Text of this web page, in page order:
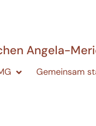
Angela-
Gemeinsam